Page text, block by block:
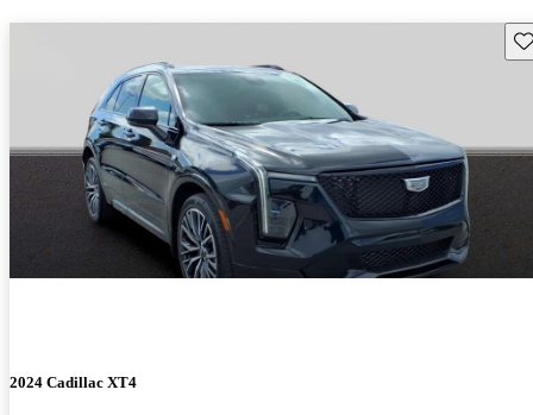
2024 Cadillac XT4